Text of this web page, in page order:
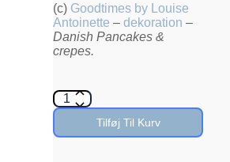
(c) Goodtimes by Louise
Antoinette – dekoration –
Danish Pancakes &
crepes.
Tilføj Til Kurv